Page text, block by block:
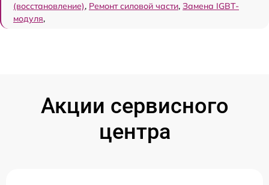
(восстановление), Ремонт силовой части, Замена IGBT-
модуля,
Акции сервисного
центра